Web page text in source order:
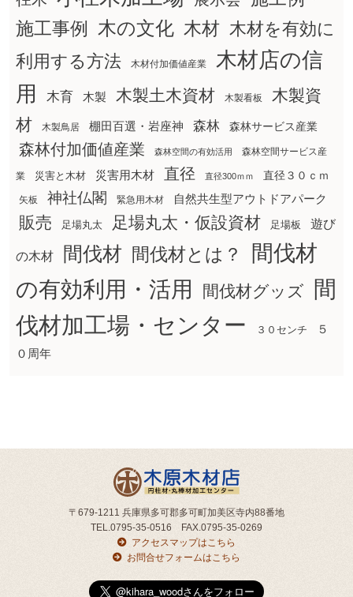
施工事例
木の文化 木材 木材を有効に
利用する方法
木材付加価値産業
木材店の信
用
木育 木製 木製土木資材 木製看板
木製資
材
木製鳥居 棚田百選・岩座神 森林 森林サービス産業
森林付加価値産業 森林空間の有効活用 森林空間サービス産
業 災害と木材 災害用木材 直径 直径300ｍｍ 直径３０ｃｍ
矢板 神社仏閣 緊急用木材 自然共生型アウトドアパーク
販売 足場丸太 足場丸太・仮設資材 足場板 遊び
の木材 間伐材 間伐材とは？
間伐材
の有効利用・活用
間伐材グッズ
間
伐材加工場・センター
３０センチ
５
０周年
〒679-1211 兵庫県多可郡多可町加美区寺内88番地
TEL.0795-35-0516 FAX.0795-35-0269
アクセスマップはこちら
お問合せフォームはこちら